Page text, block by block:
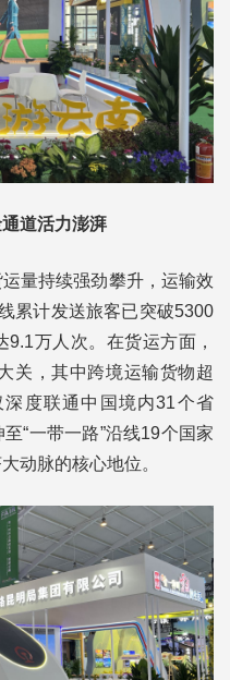
道活力澎湃
量持续强劲攀升，运输效
累计发送旅客已突破5300
万人次。在货运方面，
关，其中跨境运输货物超
度联通中国境内31个省
“一带一路”沿线19个国家
动脉的核心地位。